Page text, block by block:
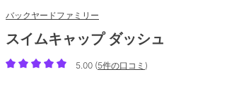
バックヤードファミリー
スイムキャップ ダッシュ
5.00 (5件の口コミ )